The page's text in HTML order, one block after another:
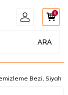
ARA
0
Bezi, Siyah